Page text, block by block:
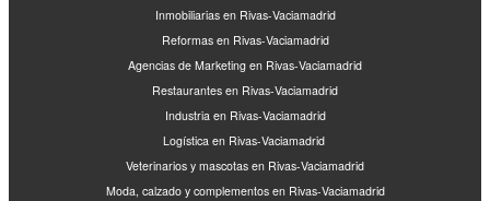
Inmobiliarias en Rivas-Vaciamadrid
Reformas en Rivas-Vaciamadrid
Agencias de Marketing en Rivas-Vaciamadrid
Restaurantes en Rivas-Vaciamadrid
Industria en Rivas-Vaciamadrid
Logística en Rivas-Vaciamadrid
Veterinarios y mascotas en Rivas-Vaciamadrid
Moda, calzado y complementos en Rivas-Vaciamadrid